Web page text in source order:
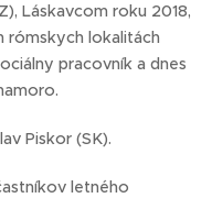
Láskavcom roku 2018,
lokalitách
pracovník a dnes
Piskor (SK).
letného